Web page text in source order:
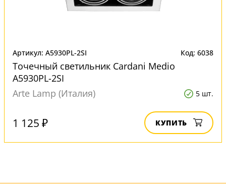
Артикул: A5930PL-2SI Код: 6038
Точечный светильник Cardani Medio
A5930PL-2SI
Arte Lamp (Италия)
5 шт.
1 125 ₽ КУПИТЬ